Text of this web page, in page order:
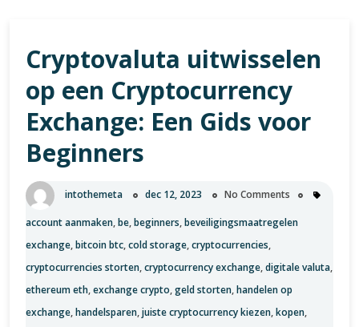
de
fascinerende
wereld
van
de
cryptomunt
Cryptovaluta uitwisselen
op een Cryptocurrency
Exchange: Een Gids voor
Beginners
intothemeta dec 12, 2023 No Comments
account aanmaken,be,beginners,beveiligingsmaatregelen
exchange,bitcoin btc,cold storage,cryptocurrencies,
cryptocurrencies storten,cryptocurrency exchange,digitale valuta,
ethereum eth,exchange crypto,geld storten,handelen op
exchange,handelsparen,juiste cryptocurrency kiezen,kopen,